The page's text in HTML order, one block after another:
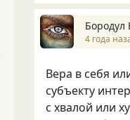
Бородул
4 года
Вера в себя
субъекту
с хвалой или